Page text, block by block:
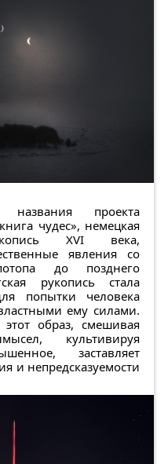
проекта
чудес», немецкая
XVI века,
явления со
до позднего
рукопись стала
попытки человека
ему силами.
этот образ, смешивая
культивируя
заставляет
и непредсказуемости